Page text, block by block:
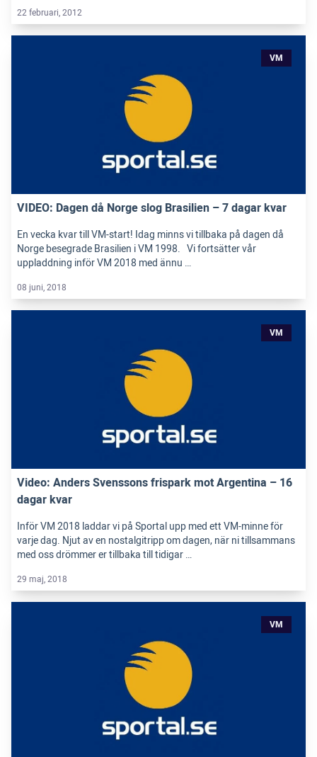
22 februari, 2012
VM
VIDEO: Dagen då Norge slog Brasilien – 7 dagar kvar
En vecka kvar till VM-start! Idag minns vi tillbaka på dagen då
Norge besegrade Brasilien i VM 1998. Vi fortsätter vår
uppladdning inför VM 2018 med ännu …
08 juni, 2018
VM
Video: Anders Svenssons frispark mot Argentina – 16
dagar kvar
Inför VM 2018 laddar vi på Sportal upp med ett VM-minne för
varje dag. Njut av en nostalgitripp om dagen, när ni tillsammans
med oss drömmer er tillbaka till tidigar …
29 maj, 2018
VM